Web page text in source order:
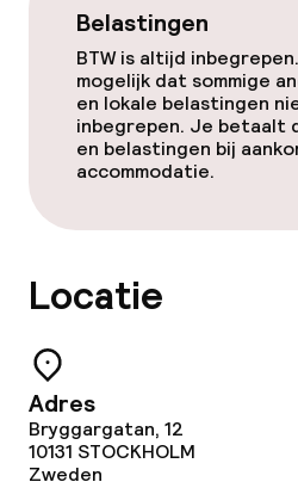
Vroeg ontbijt
Zakelijke faciliteiten
Beleid
Belastingen
BTW is altijd
mogelijk dat sommige
en lokale belastingen
inbegrepen. Je betaalt
en belastingen bij
accommodatie.
Locatie
Adres
Bryggargatan, 12
10131 STOCKHOLM
Zweden